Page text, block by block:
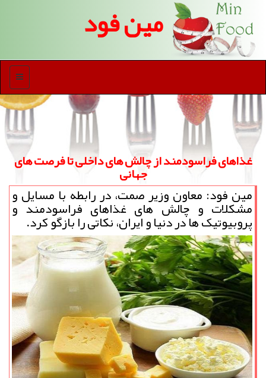
مین فود
منو
غذاهای فراسودمند از چالش های داخلی تا فرصت های
جهانی
مین فود: معاون وزیر صمت، در رابطه با مسایل و
مشکلات و چالش های غذاهای فراسودمند و
پروبیوتیک ها در دنیا و ایران، نکاتی را بازگو کرد.